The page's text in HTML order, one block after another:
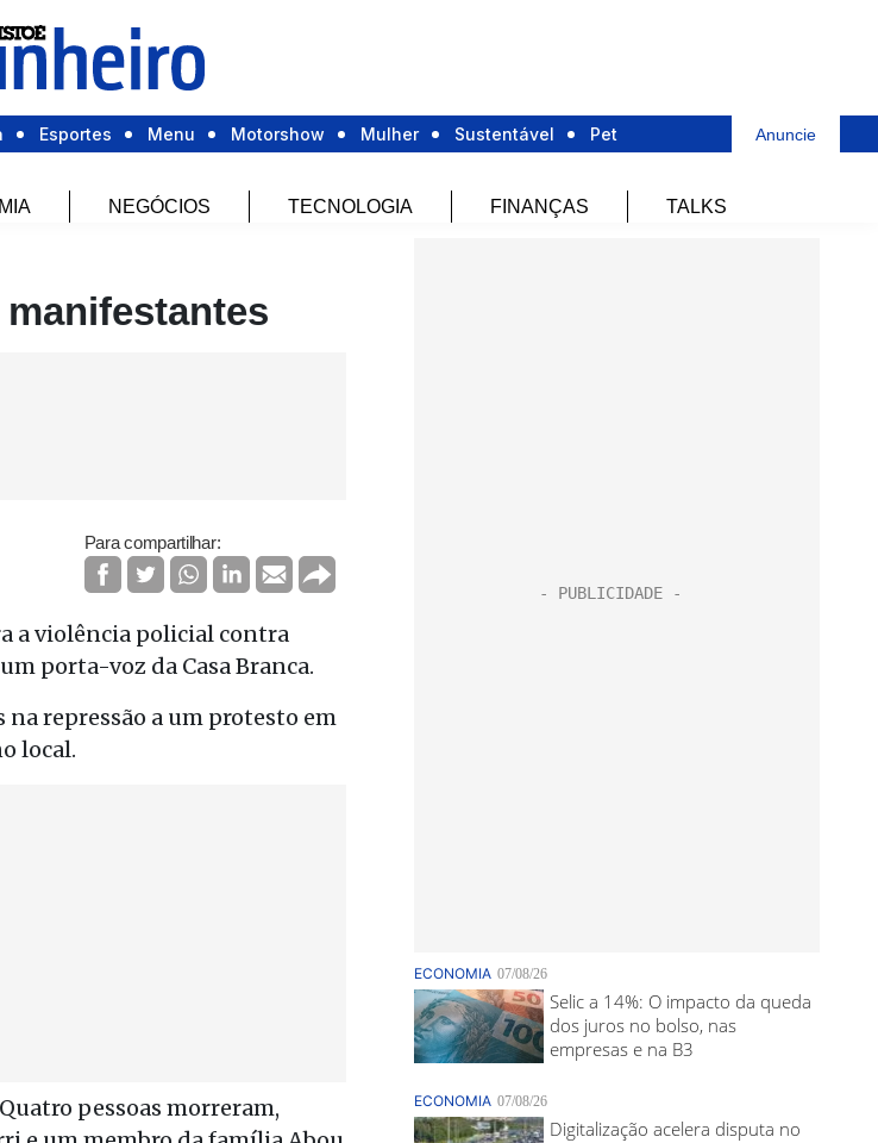
Esportes Menu Motorshow Mulher Sustentável Pet Anuncie
NEGÓCIOS TECNOLOGIA FINANÇAS TALKS
Para compartilhar:
a violência policial contra
porta-voz da Casa Branca.
repressão a um protesto em
local.
pessoas morreram,